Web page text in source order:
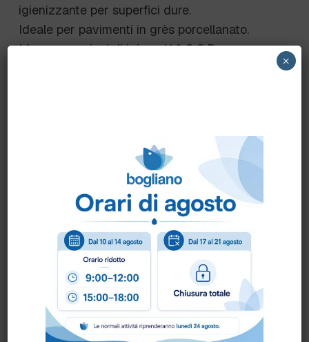
igienizzante per superfici dure.
Ideale per pavimenti in grès porcellanato.
Idoneo per piani di igiene H.A.C.C.P.
Scheda Sicurezza
Come ordinare?
Puoi ordinare chiamando al0172 478161oppure
scrivendo una mail a
info@bogliano.it.
Per ogni informazione siamo a disposizione.
×